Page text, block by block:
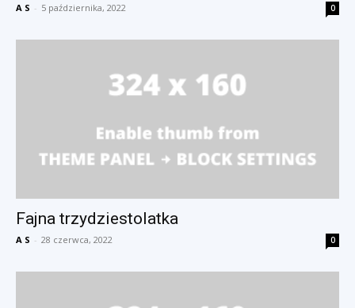
A S - 5 października, 2022 0
Fajna trzydziestolatka
A S - 28 czerwca, 2022 0